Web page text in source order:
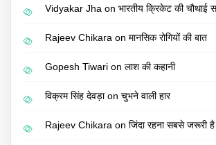
Vidyakar Jha on भारतीय क्रिकेट की चौथाई
Rajeev Chikara on मानसिक रोगियों की बात
Gopesh Tiwari on लाश की कहानी
विक्रम सिंह देवड़ाon चुभने वाली हार
Rajeev Chikara on जिंदा रहना सबसे जरूरी